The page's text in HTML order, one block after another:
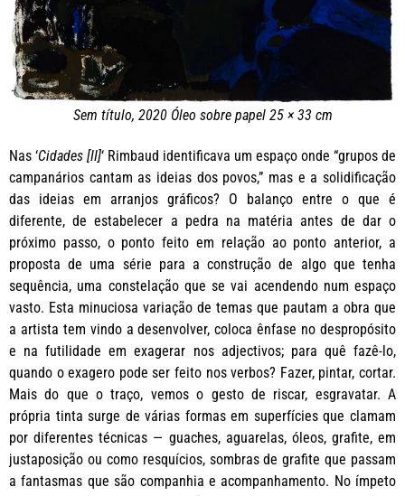
Sem título, 2020 Óleo sobre papel 25 × 33 cm
Nas ‘Cidades [II]‘ Rimbaud identificava um espaço onde “grupos de
campanários cantam as ideias dos povos,” mas e a solidificação
das ideias em arranjos gráficos? O balanço entre o que é
diferente, de estabelecer a pedra na matéria antes de dar o
próximo passo, o ponto feito em relação ao ponto anterior, a
proposta de uma série para a construção de algo que tenha
sequência, uma constelação que se vai acendendo num espaço
vasto. Esta minuciosa variação de temas que pautam a obra que
a artista tem vindo a desenvolver, coloca ênfase no despropósito
e na futilidade em exagerar nos adjectivos; para quê fazê-lo,
quando o exagero pode ser feito nos verbos? Fazer, pintar, cortar.
Mais do que o traço, vemos o gesto de riscar, esgravatar. A
própria tinta surge de várias formas em superfícies que clamam
por diferentes técnicas — guaches, aguarelas, óleos, grafite, em
justaposição ou como resquícios, sombras de grafite que passam
a fantasmas que são companhia e acompanhamento. No ímpeto